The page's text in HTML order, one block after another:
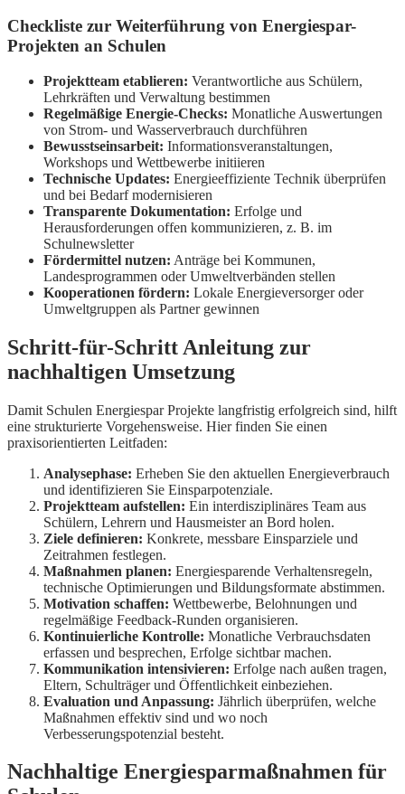
Checkliste zur Weiterführung von Energiespar-
Projekten an Schulen
Projektteam etablieren: Verantwortliche aus Schülern,
Lehrkräften und Verwaltung bestimmen
Regelmäßige Energie-Checks: Monatliche Auswertungen
von Strom- und Wasserverbrauch durchführen
Bewusstseinsarbeit: Informationsveranstaltungen,
Workshops und Wettbewerbe initiieren
Technische Updates: Energieeffiziente Technik überprüfen
und bei Bedarf modernisieren
Transparente Dokumentation: Erfolge und
Herausforderungen offen kommunizieren, z. B. im
Schulnewsletter
Fördermittel nutzen: Anträge bei Kommunen,
Landesprogrammen oder Umweltverbänden stellen
Kooperationen fördern: Lokale Energieversorger oder
Umweltgruppen als Partner gewinnen
Schritt-für-Schritt Anleitung zur
nachhaltigen Umsetzung
Damit Schulen Energiespar Projekte langfristig erfolgreich sind, hilft
eine strukturierte Vorgehensweise. Hier finden Sie einen
praxisorientierten Leitfaden:
Analysephase: Erheben Sie den aktuellen Energieverbrauch
und identifizieren Sie Einsparpotenziale.
Projektteam aufstellen: Ein interdisziplinäres Team aus
Schülern, Lehrern und Hausmeister an Bord holen.
Ziele definieren: Konkrete, messbare Einsparziele und
Zeitrahmen festlegen.
Maßnahmen planen: Energiesparende Verhaltensregeln,
technische Optimierungen und Bildungsformate abstimmen.
Motivation schaffen: Wettbewerbe, Belohnungen und
regelmäßige Feedback-Runden organisieren.
Kontinuierliche Kontrolle: Monatliche Verbrauchsdaten
erfassen und besprechen, Erfolge sichtbar machen.
Kommunikation intensivieren: Erfolge nach außen tragen,
Eltern, Schulträger und Öffentlichkeit einbeziehen.
Evaluation und Anpassung: Jährlich überprüfen, welche
Maßnahmen effektiv sind und wo noch
Verbesserungspotenzial besteht.
Nachhaltige Energiesparmaßnahmen für